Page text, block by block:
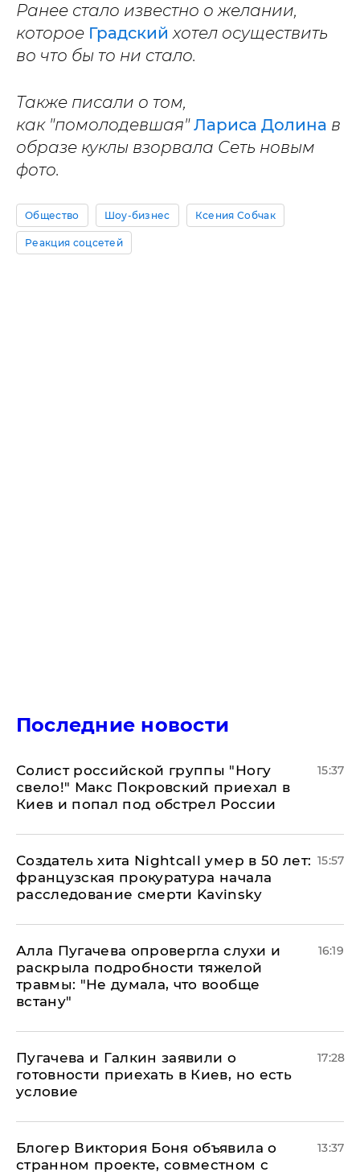
Ранее стало известно о желании,
которое Градский хотел осуществить
во что бы то ни стало.
Также писали о том,
как "помолодевшая"Лариса Долина в
образе куклы взорвала Сеть новым
фото.
Общество Шоу-бизнес Ксения Собчак
Реакция соцсетей
Последние новости
Солист российской группы "Ногу
свело!" Макс Покровский приехал в
Киев и попал под обстрел России
15:37
Создатель хита Nightcall умер в 50 лет:
французская прокуратура начала
расследование смерти Kavinsky
15:57
Алла Пугачева опровергла слухи и
раскрыла подробности тяжелой
травмы: "Не думала, что вообще
встану"
16:19
Пугачева и Галкин заявили о
готовности приехать в Киев, но есть
условие
17:28
Блогер Виктория Боня объявила о
странном проекте, совместном с
13:37